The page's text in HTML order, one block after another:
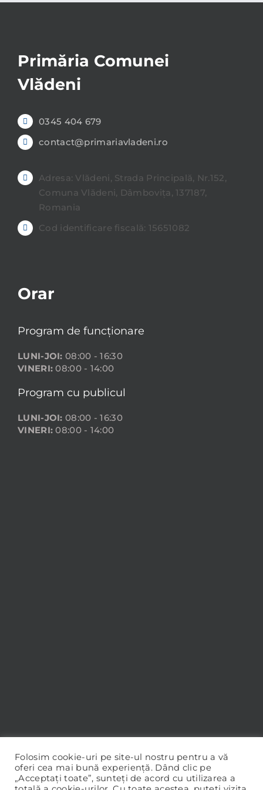
Primăria Comunei
Vlădeni
0345 404 679
contact@primariavladeni.ro
Adresa: Vlădeni, Strada Principală, Nr.152,
Comuna Vlădeni, Dâmbovița, 137187,
Romania
Cod identificare fiscală: 15651082
Orar
Program de funcționare
LUNI-JOI: 08:00 - 16:30
VINERI: 08:00 - 14:00
Program cu publicul
LUNI-JOI: 08:00 - 16:30
VINERI: 08:00 - 14:00
Folosim cookie-uri pe site-ul nostru pentru a vă
oferi cea mai bună experiență. Dând clic pe
„Acceptați toate”, sunteți de acord cu utilizarea a